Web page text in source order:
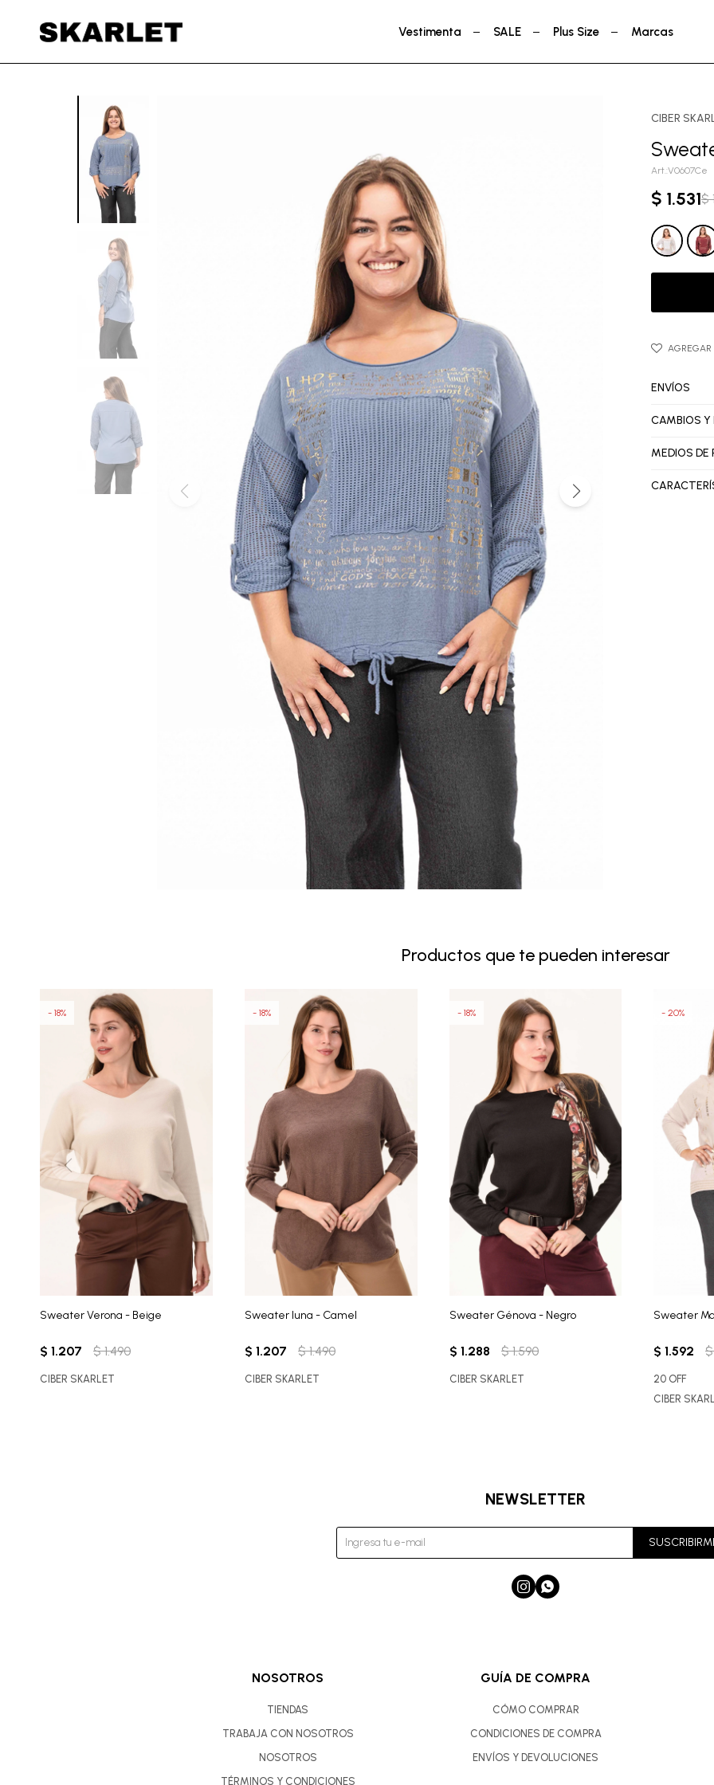
Vestimenta SALE Plus Size Marcas
CIBER
V0607Ce
$ 1.531$
ENVÍOS
CAMBIOS Y
MEDIOS DE
Productos que te pueden interesar
Sweater Verona - Beige
$ 1.207 $ 1.490
18
CIBER SKARLET
Sweater luna - Camel
$ 1.207 $ 1.490
18
CIBER SKARLET
Sweater Génova - Negro
$ 1.288 $ 1.590
18
CIBER SKARLET
Sweater
$ 1.592 $
20
20 OFF
CIBER
NOSOTROS
TIENDAS
TRABAJA CON NOSOTROS
NOSOTROS
TÉRMINOS Y CONDICIONES
GUÍA DE COMPRA
CÓMO COMPRAR
CONDICIONES DE COMPRA
ENVÍOS Y DEVOLUCIONES
NEWSLETTER
 